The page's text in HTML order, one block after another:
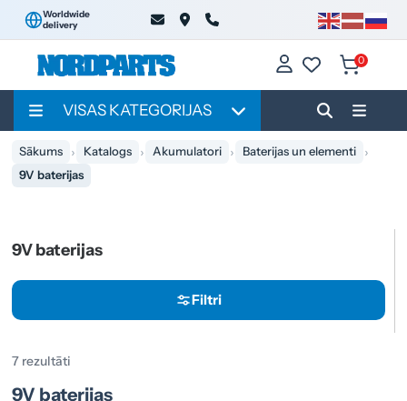
Worldwide
delivery
0
VISAS KATEGORIJAS
Sākums Katalogs Akumulatori
Baterijas un elementi
9V baterijas
9V baterijas
Filtri
7 rezultāti
9V baterijas